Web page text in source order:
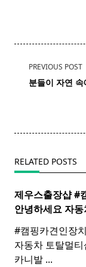
<span
class="nav-
text">Page</
PREVIOUS POST
분들이 자연
RELATED POSTS
제우스출장샵 #
안녕하세요 자
#캠핑카견인장
자동차 토탈멀
카니발 ...